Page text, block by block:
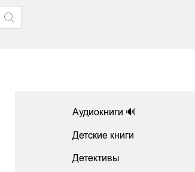
Аудиокниги 🔊
Детские книги
Детективы